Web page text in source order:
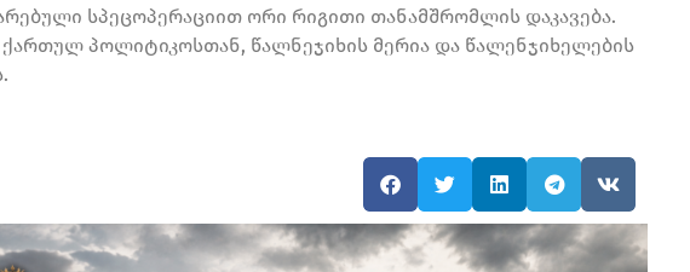
სპეცოპერაციით ორი რიგითი თანამშრომლის დაკავება.
პოლიტიკოსთან, წალნეჯიხის მერია და წალენჯიხელების